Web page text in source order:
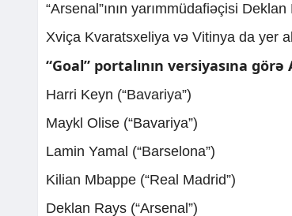
“Arsenal”ının yarımmüdafiəçisi
Xviça Kvaratsxeliya və Vitinya da yer
“Goal” portalının versiyasına
Harri Keyn (“Bavariya”)
Maykl Olise (“Bavariya”)
Lamin Yamal (“Barselona”)
Kilian Mbappe (“Real Madrid”)
Deklan Rays (“Arsenal”)